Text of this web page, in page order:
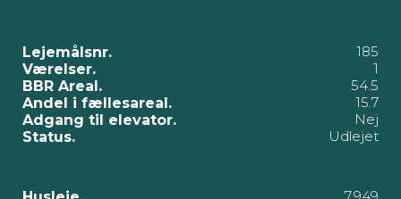
Lejemålsnr.
185
Værelser.
1
BBR Areal.
54.5
Andel i fællesareal.
15.7
Adgang til elevator.
Nej
Status.
Udlejet